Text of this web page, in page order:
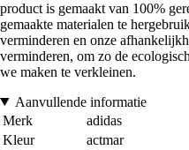
product is gemaakt van 100%
gemaakte materialen te
verminderen en onze
verminderen, om zo de
we maken te verkleinen.
Aanvullende informatie
Merk
adidas
Kleur
actmar